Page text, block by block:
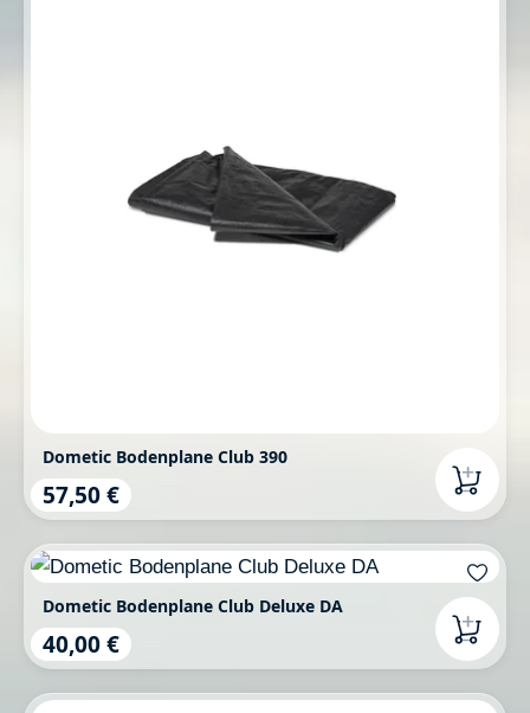
Dometic Bodenplane Club 390
Regulärer Preis:
57,50 €
Dometic Bodenplane Club Deluxe DA
Regulärer Preis:
40,00 €